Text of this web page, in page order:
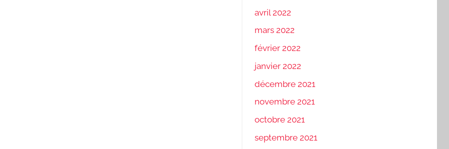
avril 2022
mars 2022
février 2022
janvier 2022
décembre 2021
novembre 2021
octobre 2021
septembre 2021